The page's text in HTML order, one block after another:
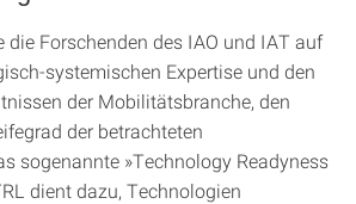
die Forschenden des IAO und IAT auf
systemischen Expertise und den
der Mobilitätsbranche, den
der betrachteten
sogenannte »Technology Readyness
dient dazu, Technologien